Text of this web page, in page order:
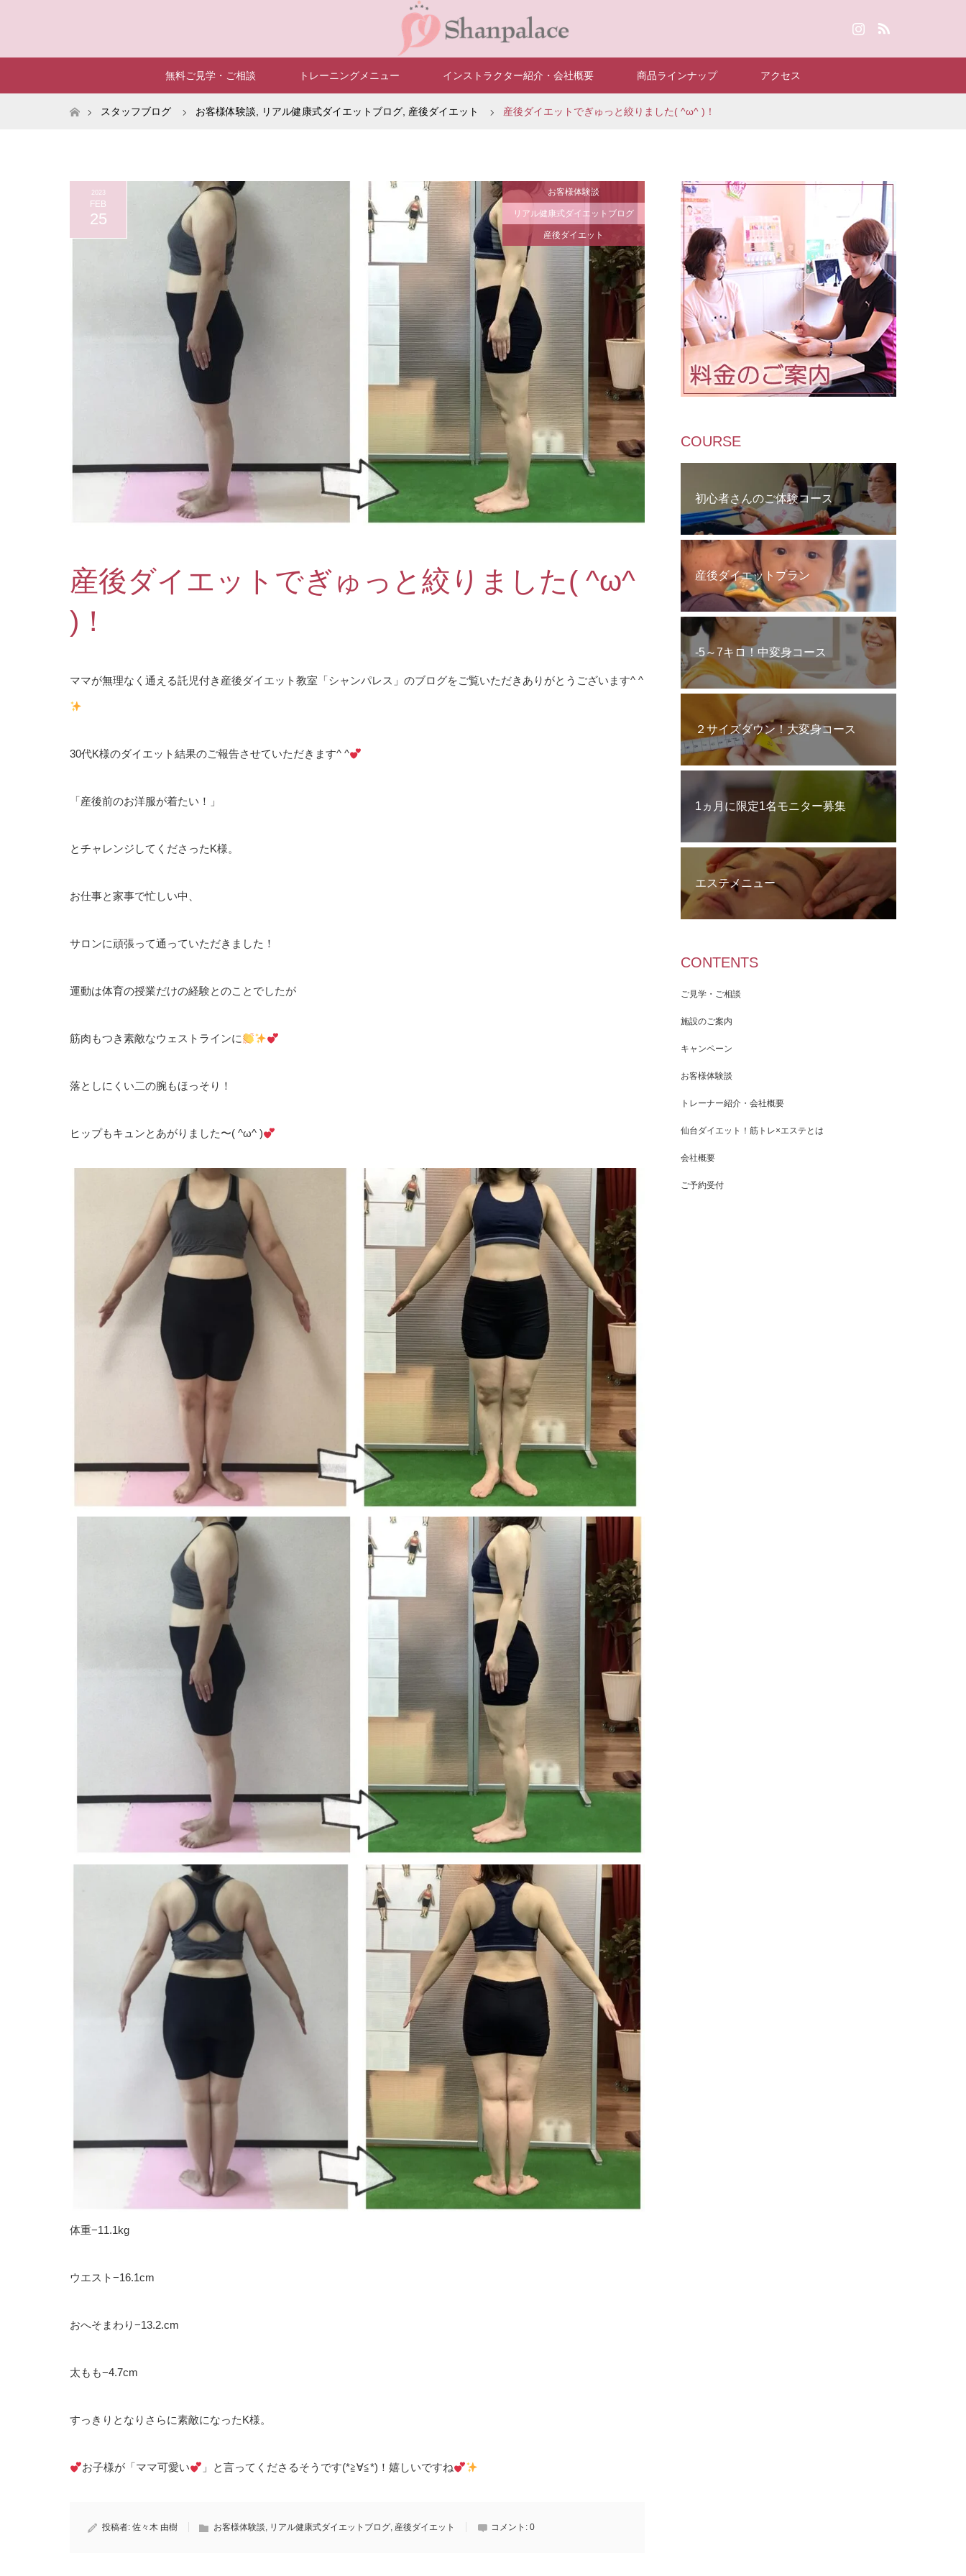
無料ご見学・ご相談 トレーニングメニュー インストラクター紹介・会社概要 商品ラインナップ アクセス
ホームスタッフブログ お客様体験談 リアル健康式ダイエットブログ 産後ダイエット 産後ダイエットでぎゅっと絞りました( ^ω^ )！
2023
FEB
25
お客様体験談
リアル健康式ダイエットブログ
産後ダイエット
産後ダイエットでぎゅっと絞りました( ^ω^
)！
ママが無理なく通える託児付き産後ダイエット教室「シャンパレス」のブログをご覧いただきありがとうございます^ ^
30代K様のダイエット結果のご報告させていただきます^ ^
「産後前のお洋服が着たい！」
とチャレンジしてくださったK様。
お仕事と家事で忙しい中、
サロンに頑張って通っていただきました！
運動は体育の授業だけの経験とのことでしたが
筋肉もつき素敵なウェストラインに
落としにくい二の腕もほっそり！
ヒップもキュンとあがりました〜( ^ω^ )
体重−11.1kg
ウエスト−16.1cm
おへそまわり−13.2.cm
太もも−4.7cm
すっきりとなりさらに素敵になったK様。
お子様が「ママ可愛い 」と言ってくださるそうです(*≧∀≦*) ！嬉しいですね
投稿者: 佐々木 由樹 お客様体験談, リアル健康式ダイエットブログ, 産後ダイエット コメント: 0
COURSE
初心者さんのご体験コース
産後ダイエットプラン
‐5～7キロ！中変身コース
２サイズダウン！大変身コース
1ヵ月に限定1名モニター募集
エステメニュー
CONTENTS
ご見学・ご相談
施設のご案内
キャンペーン
お客様体験談
トレーナー紹介・会社概要
仙台ダイエット！筋トレ×エステとは
会社概要
ご予約受付